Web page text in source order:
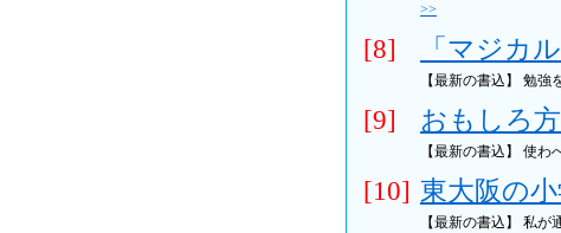
>>
[8] 「マジカ
【最新の書込】 勉
[9] おもしろ
【最新の書込】 使
[10] 東大阪の
【最新の書込】 私